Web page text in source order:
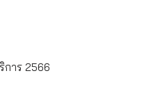
การ 2566